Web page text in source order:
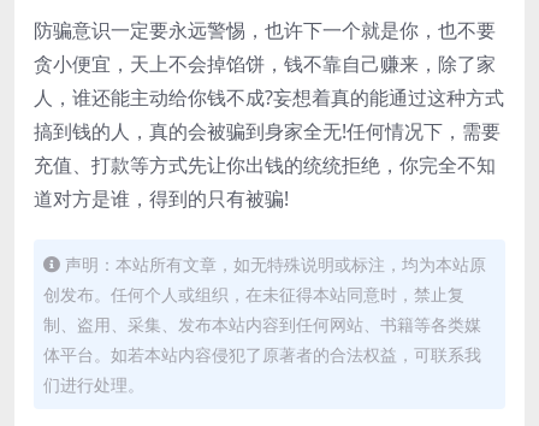
防骗意识一定要永远警惕，也许下一个就是你，也不要
贪小便宜，天上不会掉馅饼，钱不靠自己赚来，除了家
人，谁还能主动给你钱不成?妄想着真的能通过这种方式
搞到钱的人，真的会被骗到身家全无!任何情况下，需要
充值、打款等方式先让你出钱的统统拒绝，你完全不知
道对方是谁，得到的只有被骗!
声明：本站所有文章，如无特殊说明或标注，均为本站原
创发布。任何个人或组织，在未征得本站同意时，禁止复
制、盗用、采集、发布本站内容到任何网站、书籍等各类媒
体平台。如若本站内容侵犯了原著者的合法权益，可联系我
们进行处理。